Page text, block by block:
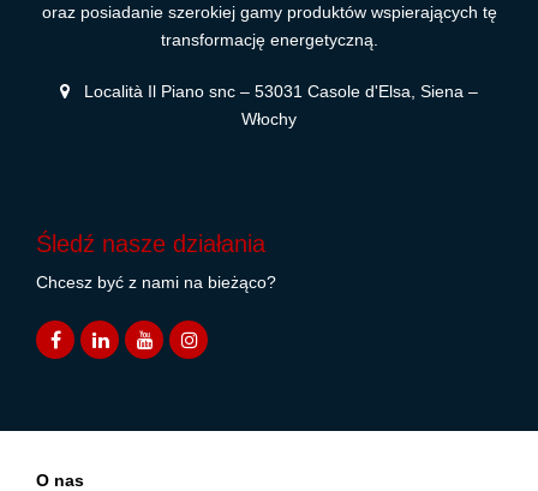
oraz posiadanie szerokiej gamy produktów wspierających tę
transformację energetyczną.
Località Il Piano snc – 53031 Casole d'Elsa, Siena –
Włochy
Śledź nasze działania
Chcesz być z nami na bieżąco?
O nas